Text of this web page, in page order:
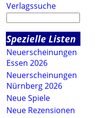
Verlagssuche
Spezielle Listen
Neuerscheinungen
Essen 2026
Neuerscheinungen
Nürnberg 2026
Neue Spiele
Neue Rezensionen